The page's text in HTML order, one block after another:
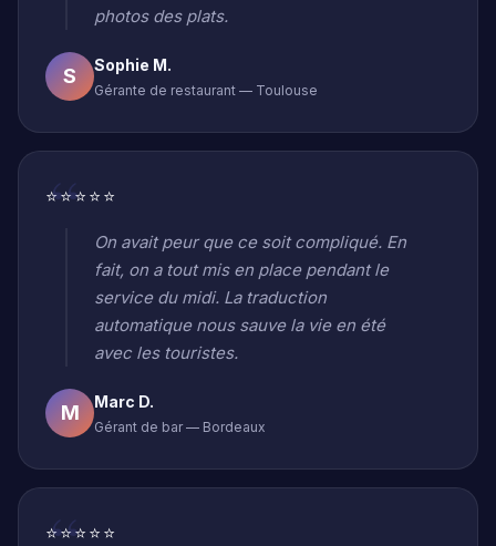
photos des plats.
S Sophie M.
Gérante de restaurant — Toulouse
⭐⭐⭐⭐⭐
On avait peur que ce soit compliqué. En
fait, on a tout mis en place pendant le
service du midi. La traduction
automatique nous sauve la vie en été
avec les touristes.
M Marc D.
Gérant de bar — Bordeaux
⭐⭐⭐⭐⭐